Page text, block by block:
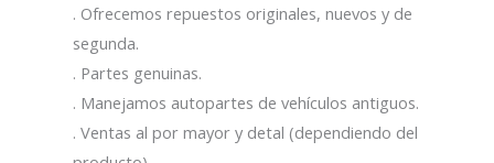
. Ofrecemos repuestos originales, nuevos y de
segunda.
. Partes genuinas.
. Manejamos autopartes de vehículos antiguos.
. Ventas al por mayor y detal (dependiendo del